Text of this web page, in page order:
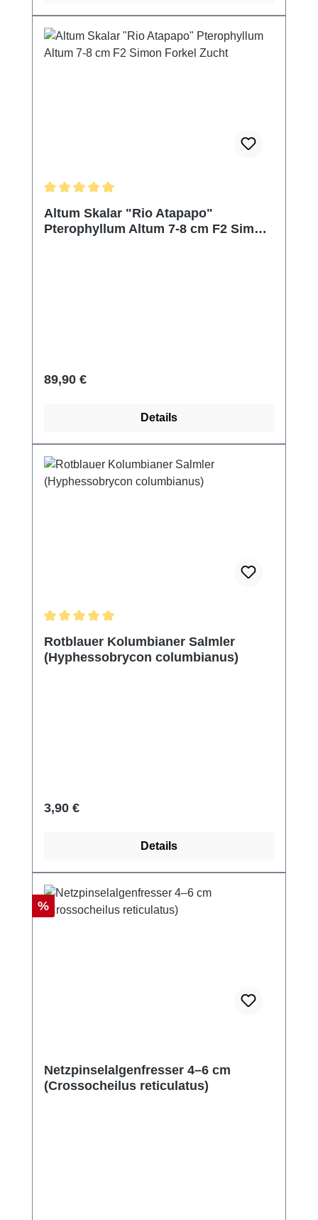
Altum Skalar "Rio Atapapo"
Pterophyllum Altum 7-8 cm F2 Simon
Regulärer Preis:
89,90 €
Details
Rotblauer Kolumbianer Salmler
(Hyphessobrycon columbianus)
Regulärer Preis:
3,90 €
Details
Rabatt
%
Netzpinselalgenfresser 4–6 cm
(Crossocheilus reticulatus)